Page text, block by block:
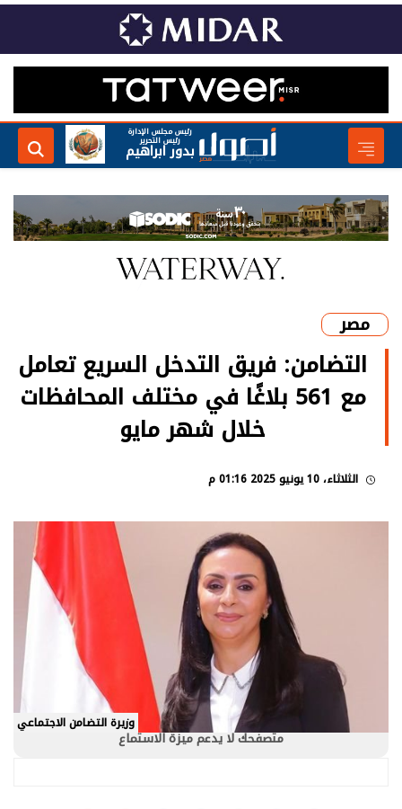
رئيس مجلس الإدارة
رئيس التحرير
بدور ابراهيم
مصر
التضامن: فريق التدخل السريع تعامل
مع 561 بلاغًا في مختلف المحافظات
خلال شهر مايو
الثلاثاء، 10 يونيو 2025 01:16 م
وزيرة التضامن الاجتماعي
متصفحك لا يدعم ميزة الاستماع